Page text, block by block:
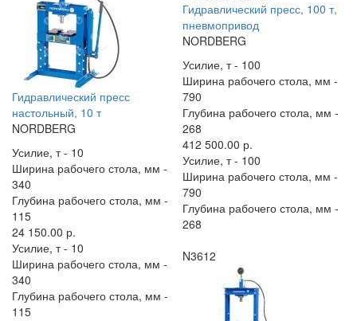
Гидравлический пресс
настольный, 10 т
NORDBERG
Усилие, т - 10
Ширина рабочего стола, мм -
340
Глубина рабочего стола, мм -
115
24 150.00 р.
Усилие, т - 10
Ширина рабочего стола, мм -
340
Глубина рабочего стола, мм -
115
Гидравлический пресс, 100 т,
пневмопривод
NORDBERG
Усилие, т - 100
Ширина рабочего стола, мм -
790
Глубина рабочего стола, мм -
268
412 500.00 р.
Усилие, т - 100
Ширина рабочего стола, мм -
790
Глубина рабочего стола, мм -
268
N3612